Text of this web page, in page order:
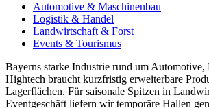
Automotive & Maschinenbau
Logistik & Handel
Landwirtschaft & Forst
Events & Tourismus
Bayerns starke Industrie rund um Automotive,
Hightech braucht kurzfristig erweiterbare
Lagerflächen. Für saisonale Spitzen in
Eventgeschäft liefern wir temporäre Hallen